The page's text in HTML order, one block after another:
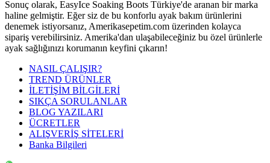
Sonuç olarak, EasyIce Soaking Boots Türkiye'de aranan bir marka
haline gelmiştir. Eğer siz de bu konforlu ayak bakım ürünlerini
denemek istiyorsanız, Amerikasepetim.com üzerinden kolayca
sipariş verebilirsiniz. Amerika'dan ulaşabileceğiniz bu özel ürünlerle
ayak sağlığınızı korumanın keyfini çıkarın!
NASIL ÇALIŞIR?
TREND ÜRÜNLER
İLETİŞİM BİLGİLERİ
SIKÇA SORULANLAR
BLOG YAZILARI
ÜCRETLER
ALIŞVERİŞ SİTELERİ
Banka Bilgileri